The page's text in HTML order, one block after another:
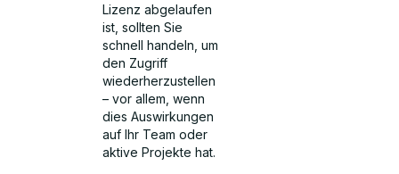
Lizenz abgelaufen
ist, sollten Sie
schnell handeln, um
den Zugriff
wiederherzustellen
– vor allem, wenn
dies Auswirkungen
auf Ihr Team oder
aktive Projekte hat.